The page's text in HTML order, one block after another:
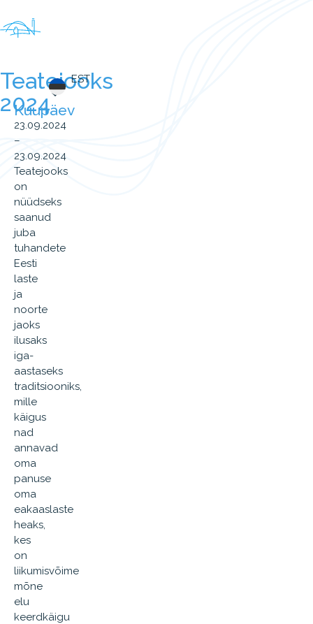
EST
Teatejooks
2024
Kuupäev
23.09.2024
–
23.09.2024
Teatejooks
on
nüüdseks
saanud
juba
tuhandete
Eesti
laste
ja
noorte
jaoks
ilusaks
iga-
aastaseks
traditsiooniks,
mille
käigus
nad
annavad
oma
panuse
oma
eakaaslaste
heaks,
kes
on
liikumisvõime
mõne
elu
keerdkäigu